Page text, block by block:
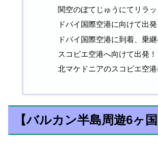
関空のぼてじゅうにてリラッ
ドバイ国際空港に向けて出発
ドバイ国際空港に到着、乗
スコピエ空港へ向けて出発！
北マケドニアのスコピエ空
【バルカン半島周遊6ヶ